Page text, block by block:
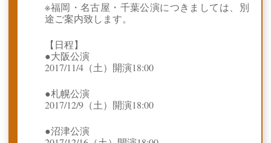
※福岡・名古屋・千葉公演につきましては、別
途ご案内致します。
【日程】
●大阪公演
2017/11/4（土）開演18:00
●札幌公演
2017/12/9（土）開演18:00
●沼津公演